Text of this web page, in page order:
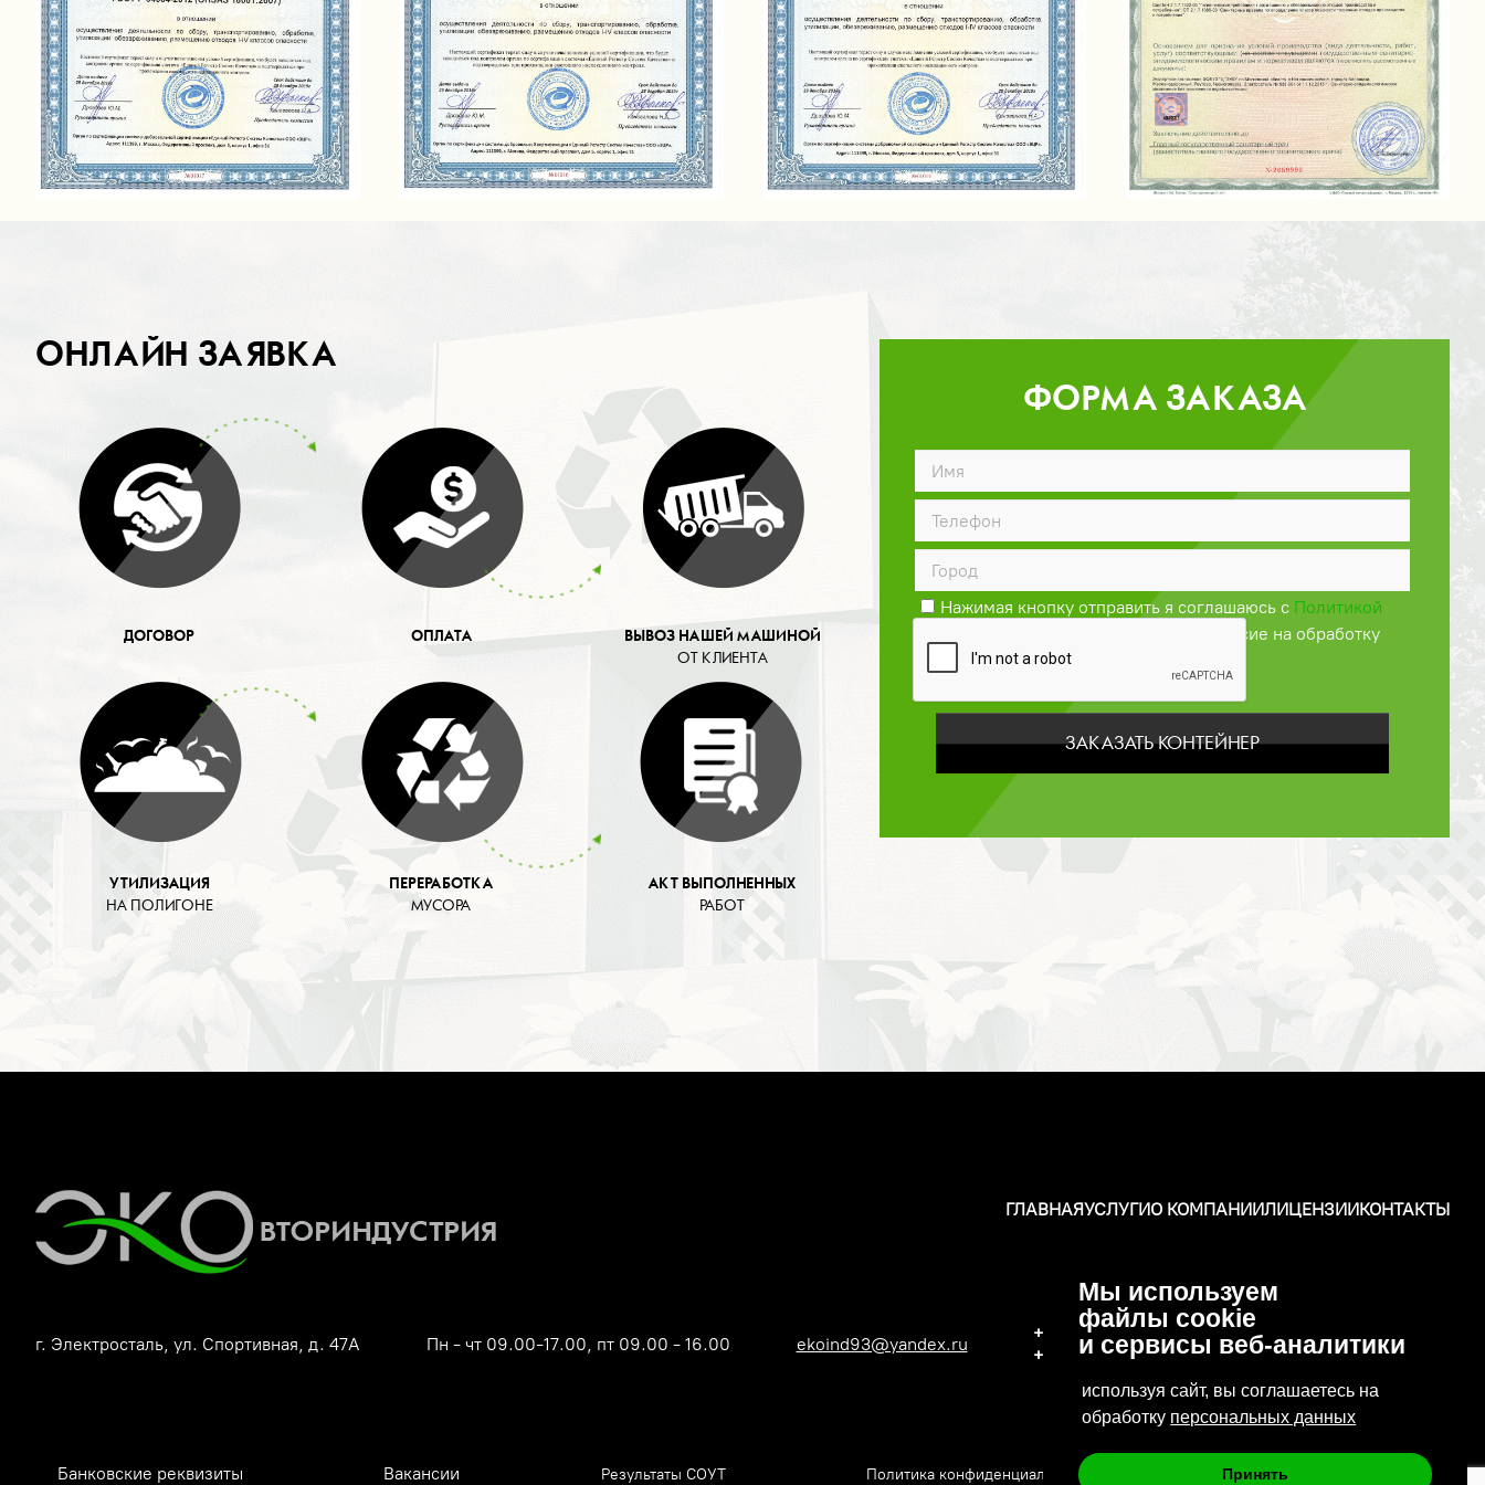
Мы используем
файлы cookie
и сервисы веб-аналитики
используя сайт, вы соглашаетесь на
обработку персональных данных
Принять
ОНЛАЙН ЗАЯВКА
ДОГОВОР ОПЛАТА
ВЫВОЗ НАШЕЙ МАШИНОЙ
ОТ КЛИЕНТА
УТИЛИЗАЦИЯ
НА ПОЛИГОНЕ
ПЕРЕРАБОТКА
МУСОРА
АКТ ВЫПОЛНЕННЫХ
РАБОТ
ФОРМА ЗАКАЗА
Нажимая кнопку отправить я соглашаюсь с Политикой
и даю своё согласие на обработку
персональных данных
ЗАКАЗАТЬ КОНТЕЙНЕР
ГЛАВНАЯУСЛУГИО КОМПАНИИЛИЦЕНЗИИКОНТАКТЫ
г. Электросталь, ул. Спортивная, д. 47А Пн - чт 09.00-17.00, пт 09.00 - 16.00 ekoind93@yandex.ru
+7 (496) 570-37-15
+7 (919) 776-04-79
Банковские реквизиты Вакансии Результаты СОУТ Политика конфиденциальности Сайт сделан в: Deluxmedia